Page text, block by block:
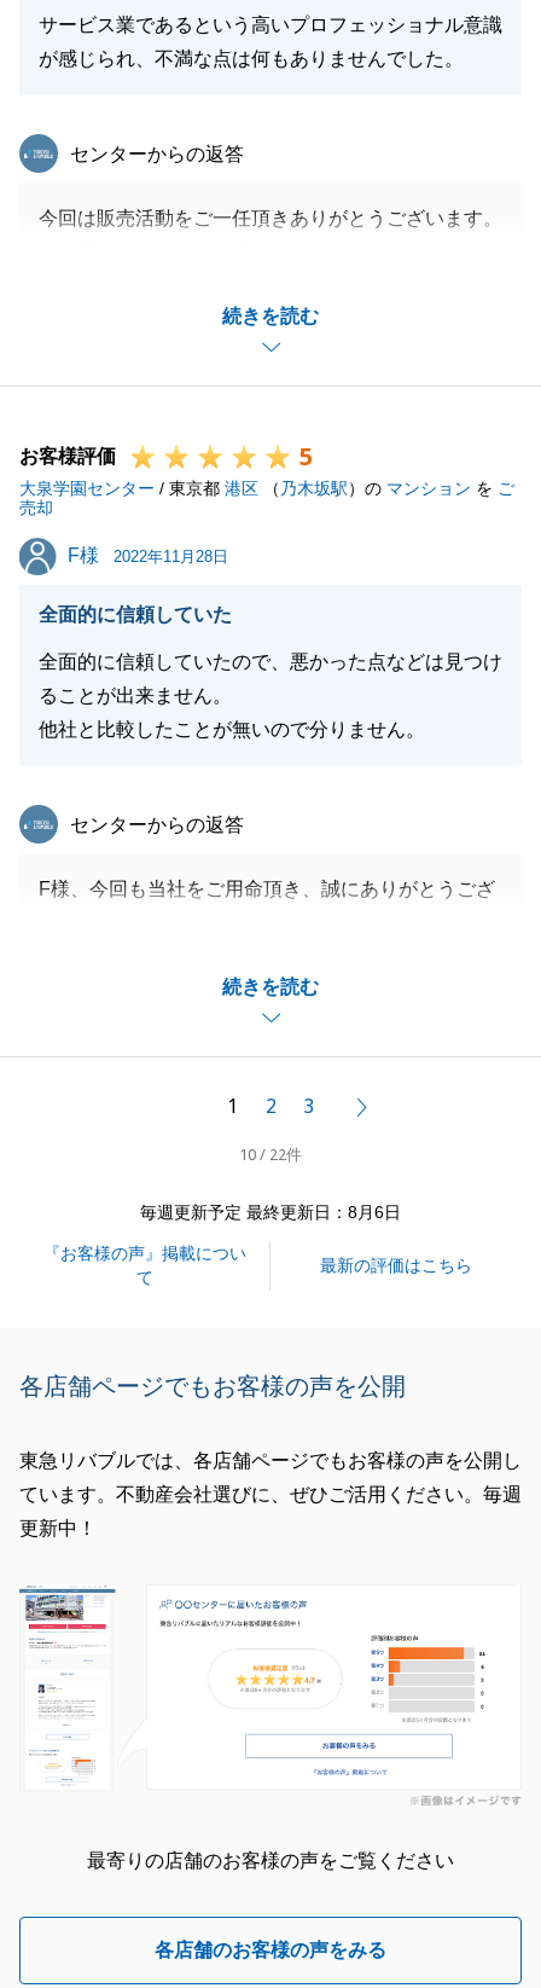
さい。
引き続きM様と良いご関係を築くことができましたら
閉じる
サービス業であるという高いプロフェッショナル意識
が感じられ、不満な点は何もありませんでした。
続きを読む
東急リバブル
センターからの返答
今回は販売活動をご一任頂きありがとうございます。
今後とも末永くお付き合いさせてください。
お客様評価
5
大泉学園センター / 東京都 港区 （ 乃木坂駅）の マンション を ご
売却
F様
F様 2022年11月28日
全面的に信頼していた
全面的に信頼していたので、悪かった点などは見つけ
ることが出来ません。
他社と比較したことが無いので分りません。
続きを読む
東急リバブル
センターからの返答
F様、今回も当社をご用命頂き、誠にありがとうござ
また、何かお力になれる事があればお気軽にお申し付
1 2 3
10 / 22件
毎週更新予定 最終更新日：8月6日
『お客様の声』掲載につい
て
最新の評価はこちら
各店舗ページでもお客様の声を公開
東急リバブルでは、各店舗ページでもお客様の声を公開し
ています。不動産会社選びに、ぜひご活用ください。毎週
更新中！
最寄りの店舗のお客様の声をご覧ください
各店舗のお客様の声をみる